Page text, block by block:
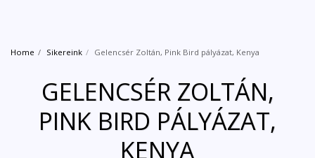
Home Sikereink Gelencsér Zoltán, Pink Bird pályázat, Kenya
GELENCSÉR ZOLTÁN,
PINK BIRD PÁLYÁZAT,
KENYA